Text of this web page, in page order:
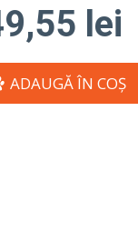
lei
ADAUGĂ ÎN COŞ